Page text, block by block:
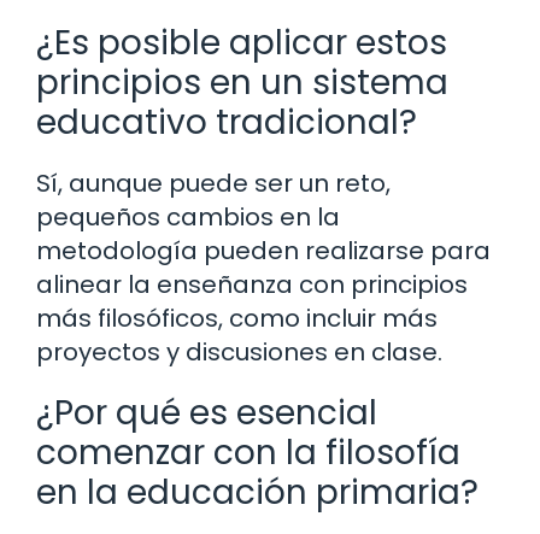
¿Es posible aplicar estos
principios en un sistema
educativo tradicional?
Sí, aunque puede ser un reto,
pequeños cambios en la
metodología pueden realizarse para
alinear la enseñanza con principios
más filosóficos, como incluir más
proyectos y discusiones en clase.
¿Por qué es esencial
comenzar con la filosofía
en la educación primaria?